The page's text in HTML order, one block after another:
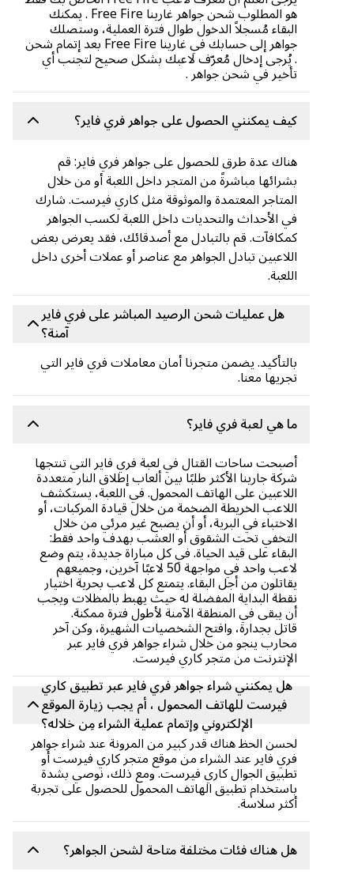
هو المطلوب شحن جواهر غارينا Free Fire . يمكنك
البقاء مُسجلاً الدخول طوال فترة العملية، وستصلك
جواهر إلى حسابك في غارينا Free Fire بعد إتمام شحن
. يُرجى إدخال مُعرّف لاعبك بشكل صحيح لتجنب أي
تأخير في شحن جواهر .
كيف يمكنني الحصول على جواهر فري فاير؟
هناك عدة طرق للحصول على جواهر فري فاير: قم
بشرائها مباشرةً من المتجر داخل اللعبة أو من خلال
المتاجر المعتمدة والموثوقة مثل كاري فيرست. شارك
في الأحداث والتحديات داخل اللعبة لكسب الجواهر
كمكافآت. قم بالتبادل مع أصدقائك، فقد يعرض بعض
اللاعبين تبادل الجواهر مع عناصر أو عملات أخرى داخل
هل عمليات شحن الرصيد المباشر على فري فاير
بالتأكيد. يضمن متجرنا أمان معاملات فري فاير التي
تجريها معنا.
ما هي لعبة فري فاير؟
أصبحت ساحات القتال في لعبة فري فاير التي تنتجها
شركة جارينا الأكثر طلبًا بين ألعاب إطلاق النار متعددة
اللاعبين على الهاتف المحمول. في اللعبة، يستكشف
اللاعب الخريطة الضخمة من خلال قيادة المركبات، أو
الاختباء في البرية، أو أن يصبح غير مرئي من خلال
التخفي تحت الشقوق أو العشب بهدف واحد فقط:
البقاء على قيد الحياة. في كل مباراة جديدة، يتم وضع
لاعب واحد في مواجهة 50 لاعبًا آخرين، وجميعهم
يقاتلون من أجل البقاء. يتمتع كل لاعب بحرية اختيار
نقطة البداية المفضلة له حيث يهبط بالمظلات ويجب
أن يبقى في المنطقة الآمنة لأطول فترة ممكنة.
قاتل بجدارة، وافتح الشخصيات الشهيرة، وكن آخر
محارب ينجو من خلال شراء جواهر فري فاير عبر
الإنترنت من متجر كاري فيرست.
هل يمكنني شراء جواهر فري فاير عبر تطبيق كاري
فيرست للهاتف المحمول ، أم يجب زيارة الموقع
الإلكتروني وإتمام عملية الشراء مِن خلاله؟
لحسن الحظ هناك قدر كبير من المرونة عند شراء جواهر
فري فاير عند الشراء من موقع متجر كاري فيرست أو
تطبيق الجوال كاري فيرست. ومع ذلك، نوصي بشدة
باستخدام تطبيق الهاتف المحمول للحصول على تجربة
أكثر سلاسة.
هل هناك فئات مختلفة متاحة لشحن الجواهر؟